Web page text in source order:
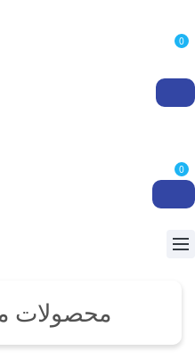
0
0
محصولات